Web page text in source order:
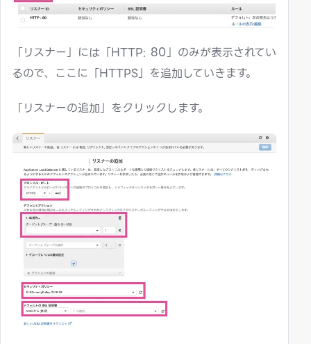
「リスナー」には「HTTP: 80」のみが表示されてい
るので、ここに「HTTPS」を追加していきます。
「リスナーの追加」をクリックします。